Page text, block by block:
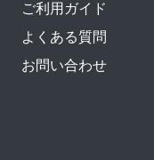
ご利用ガイド
よくある質問
お問い合わせ